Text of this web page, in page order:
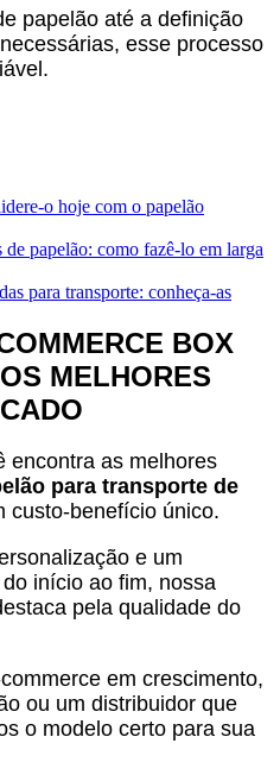
papelão até a definição
esse processo
o hoje com o papelão
papelão: como fazê-lo em larga
para transporte: conheça-as
BOX
MELHORES
encontra as melhores
para transporte de
custo-benefício único.
e um
início ao fim, nossa
pela qualidade do
em crescimento,
ou um distribuidor que
o modelo certo para sua